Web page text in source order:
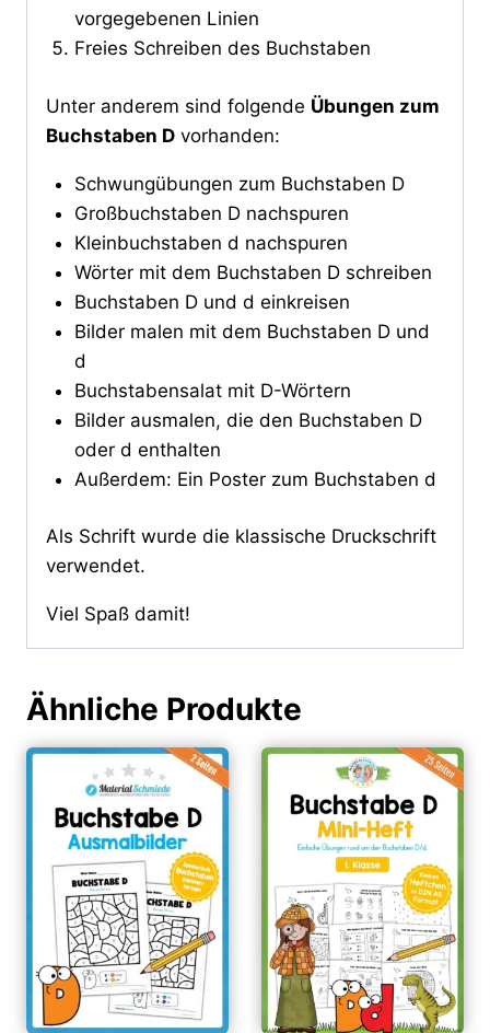
vorgegebenen Linien
Freies Schreiben des Buchstaben
Unter anderem sind folgende Übungen zum
Buchstaben D vorhanden:
Schwungübungen zum Buchstaben D
Großbuchstaben D nachspuren
Kleinbuchstaben d nachspuren
Wörter mit dem Buchstaben D schreiben
Buchstaben D und d einkreisen
Bilder malen mit dem Buchstaben D und
d
Buchstabensalat mit D-Wörtern
Bilder ausmalen, die den Buchstaben D
oder d enthalten
Außerdem: Ein Poster zum Buchstaben d
Als Schrift wurde die klassische Druckschrift
verwendet.
Viel Spaß damit!
Ähnliche Produkte